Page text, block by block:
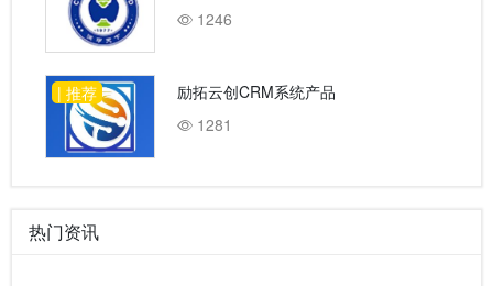
1246
| 推荐
励拓云创CRM系统产品
1281
热门资讯